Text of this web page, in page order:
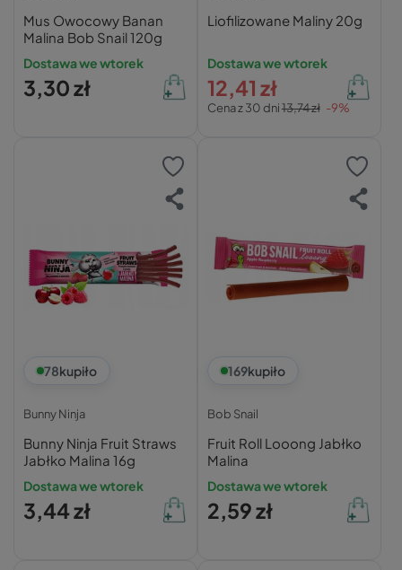
Mus Owocowy Banan
Malina Bob Snail 120g
Dostawa we wtorek
3,30 zł
Liofilizowane Maliny 20g
Dostawa we wtorek
Cena z 30 dni13,74 zł -9%
12,41 zł
78kupiło
Bunny Ninja
Bunny Ninja Fruit Straws
Jabłko Malina 16g
Dostawa we wtorek
3,44 zł
169kupiło
Bob Snail
Fruit Roll Looong Jabłko
Malina
Dostawa we wtorek
2,59 zł